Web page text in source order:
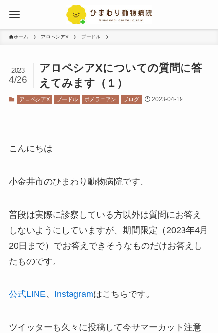
ホーム アロペシアX プードル
アロペシアXについての質問に答
えてみます（１）
2023
4/26
アロペシアX プードル ポメラニアン ブログ 2023-04-19
こんにちは
小金井市のひまわり動物病院です。
普段は実際に診察している方以外は質問にお答え
しないようにしていますが、期間限定（2023年4月
20日まで）でお答えできそうなものだけお答えし
たものです。
公式LINE、 Instagramはこちらです。
ツイッターも久々に投稿して今サマーカット注意